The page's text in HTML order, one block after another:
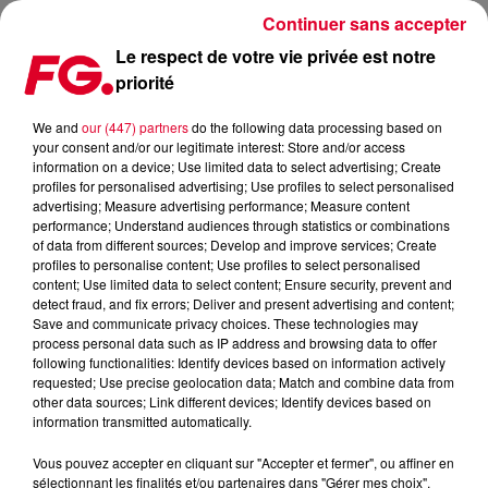
MAMA FESTIVAL & CONVENTION
Publié : 18 octobre 2017 à 11h02 par La rédaction
Le respect de votre vie privée est notre
priorité
We and our (447) partnersdo the following data processing based on
your consent and/or our legitimate interest: Store and/or access
information on a device; Use limited data to select advertising; Create
profiles for personalised advertising; Use profiles to select personalised
advertising; Measure advertising performance; Measure content
performance; Understand audiences through statistics or combinations
of data from different sources; Develop and improve services; Create
profiles to personalise content; Use profiles to select personalised
content; Use limited data to select content; Ensure security, prevent and
detect fraud, and fix errors; Deliver and present advertising and content;
Save and communicate privacy choices. These technologies may
process personal data such as IP address and browsing data to offer
following functionalities: Identify devices based on information actively
requested; Use precise geolocation data; Match and combine data from
other data sources; Link different devices; Identify devices based on
information transmitted automatically.
Vous pouvez accepter en cliquant sur "Accepter et fermer", ou affiner en
sélectionnant les finalités et/ou partenaires dans "Gérer mes choix".
Continuer sans accepter